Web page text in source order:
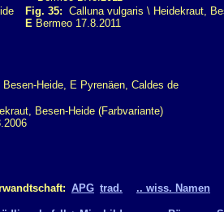
Fig. 35: Calluna vulgaris \ Heidekraut,
E Bermeo 17.8.2011
Besen-Heide (Farbvariante)
APG trad. .. wiss. Namen